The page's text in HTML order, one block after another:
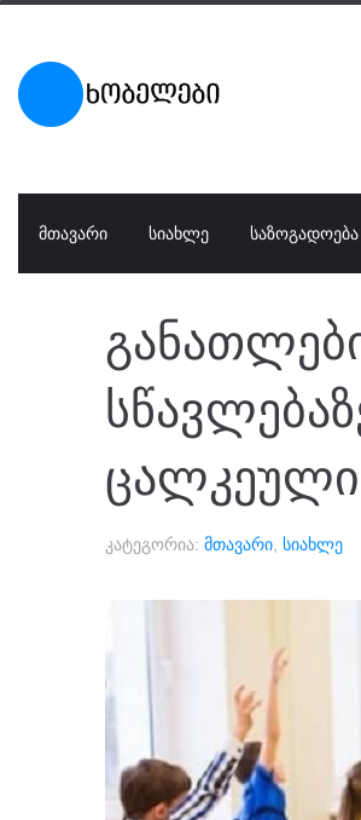
ᲛᲗᲐᲕᲐᲠᲘ ᲡᲘᲐᲮᲚᲔ ᲡᲐᲖᲝᲒᲐᲓᲝᲔᲑᲐ
ცალკეული
კატეგორია: მთავარი სიახლე